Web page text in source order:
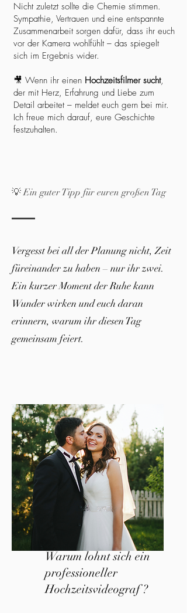
Nicht zuletzt sollte die Chemie stimmen.
Sympathie, Vertrauen und eine entspannte
Zusammenarbeit sorgen dafür, dass ihr euch
vor der Kamera wohlfühlt – das spiegelt
sich im Ergebnis wider.
🎥 Wenn ihr einen Hochzeitsfilmer sucht,
der mit Herz, Erfahrung und Liebe zum
Detail arbeitet – meldet euch gern bei mir.
Ich freue mich darauf, eure Geschichte
festzuhalten.
💡 Ein guter Tipp für euren großen Tag
Vergesst bei all der Planung nicht, Zeit
füreinander zu haben – nur ihr zwei.
Ein kurzer Moment der Ruhe kann
Wunder wirken und euch daran
erinnern, warum ihr diesen Tag
gemeinsam feiert.
Warum lohnt sich ein
professioneller
Hochzeitsvideograf ?